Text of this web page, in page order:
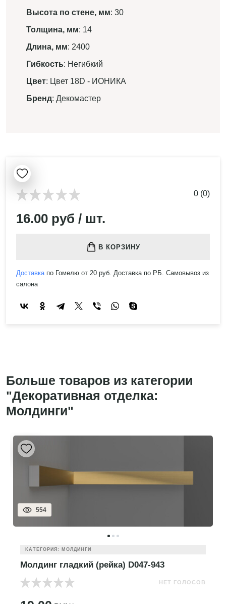
Высота по стене, мм: 30
Толщина, мм: 14
Длина, мм: 2400
Гибкость: Негибкий
Цвет: Цвет 18D - ИОНИКА
Бренд: Декомастер
0 (0)
16.00 руб / шт.
В КОРЗИНУ
Доставкапо Гомелю от 20 руб. Доставка по РБ. Самовывоз из
салона
Больше товаров из категории
"Декоративная отделка:
Молдинги"
554
КАТЕГОРИЯ: МОЛДИНГИ
Молдинг гладкий (рейка) D047-943
НЕТ ГОЛОСОВ